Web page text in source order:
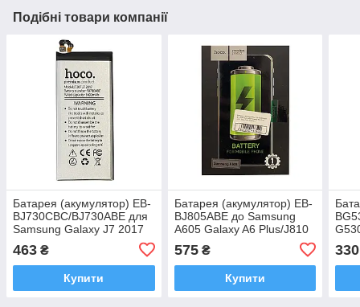
Подібні товари компанії
Батарея (акумулятор) EB-
BJ730CBC/BJ730ABE для
Samsung Galaxy J7 2017
(J730) 3600 mAh (HOCO)
463 ₴
Купити
Батарея (акумулятор) EB-
BJ805ABE до Samsung
A605 Galaxy A6 Plus/J810
575₴
Купити
330